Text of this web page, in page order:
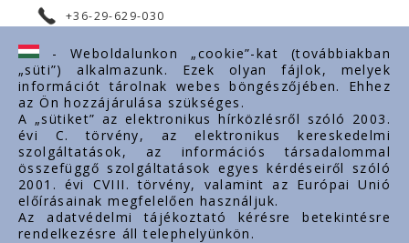
+36-29-629-030
ertekesites@styron.hu
export@styron.hu
www.styron.hu
Važni linkovi
O nama
Dokumenti
- Weboldalunkon „cookie”-kat (továbbiakban
„süti”) alkalmazunk. Ezek olyan fájlok, melyek
információt tárolnak webes böngészőjében. Ehhez
az Ön hozzájárulása szükséges.
A „sütiket” az elektronikus hírközlésről szóló 2003.
évi C. törvény, az elektronikus kereskedelmi
szolgáltatások, az információs társadalommal
összefüggő szolgáltatások egyes kérdéseiről szóló
2001. évi CVIII. törvény, valamint az Európai Unió
előírásainak megfelelően használjuk.
Az adatvédelmi tájékoztató kérésre betekintésre
rendelkezésre áll telephelyünkön.